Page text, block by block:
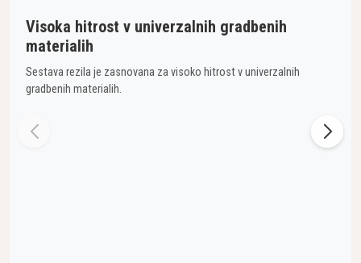
Visoka hitrost v univerzalnih gradbenih
materialih
Sestava rezila je zasnovana za visoko hitrost v univerzalnih
gradbenih materialih.